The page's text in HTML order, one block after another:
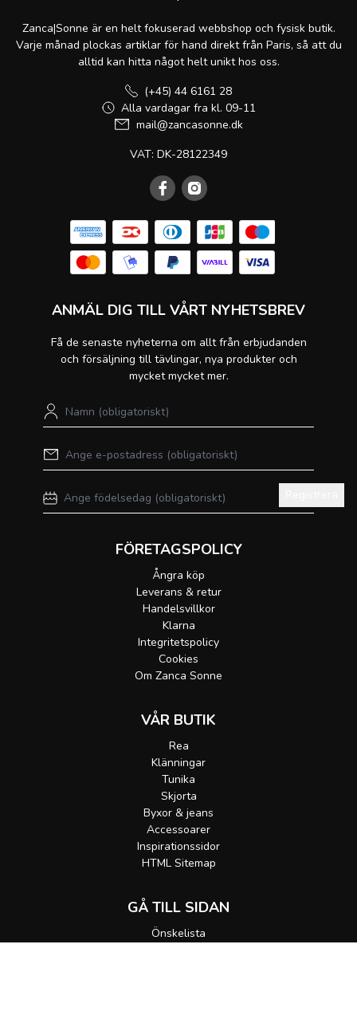
Zanca|Sonne är en helt fokuserad webbshop och fysisk butik.
Varje månad plockas artiklar för hand direkt från Paris, så att du
alltid kan hitta något helt unikt hos oss.
(+45) 44 6161 28
Alla vardagar fra kl. 09-11
mail@zancasonne.dk
VAT: DK-28122349
ANMÄL DIG TILL VÅRT NYHETSBREV
Få de senaste nyheterna om allt från erbjudanden
och försäljning till tävlingar, nya produkter och
mycket mycket mer.
FÖRETAGSPOLICY
Ångra köp
Leverans & retur
Handelsvillkor
Klarna
Integritetspolicy
Cookies
Om Zanca Sonne
VÅR BUTIK
Rea
Klänningar
Tunika
Skjorta
Byxor & jeans
Accessoarer
Inspirationssidor
HTML Sitemap
GÅ TILL SIDAN
Önskelista